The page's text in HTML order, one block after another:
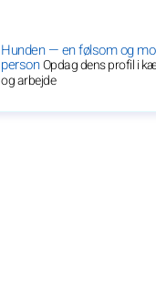
Hunden — en følsom og
personOpdag dens profil i
og arbejde